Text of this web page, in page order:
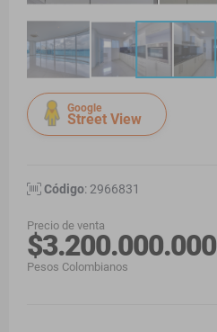
Google
Street View
Código: 2966831
Precio de venta
$3.200.000.000
Pesos Colombianos